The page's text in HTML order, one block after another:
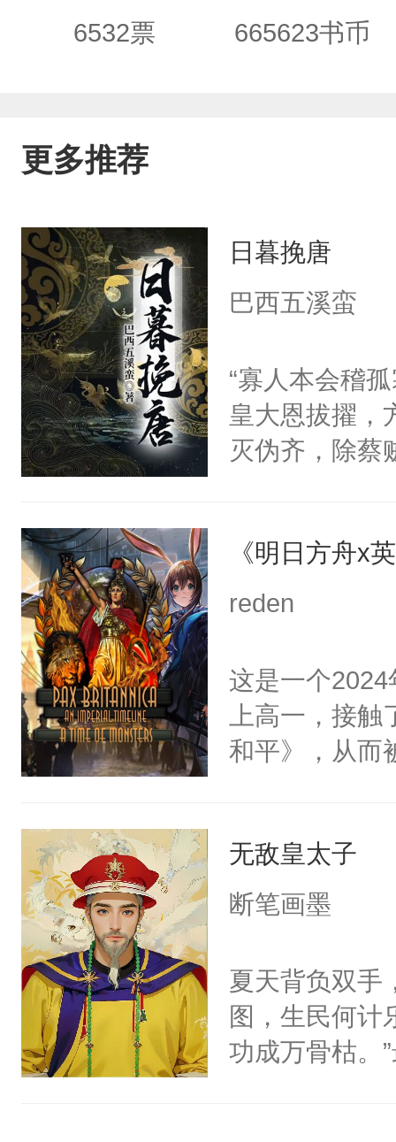
6532票 665623书币
更多推荐
日暮挽唐
巴西五溪蛮
“寡人本会稽
皇大恩拔擢，
灭伪齐，除蔡
为一统。卿
苟安，宦竖威
王为唐贼？吾
北讨李氏不孝
仍不失封侯
臣檄》公元
有唐以来，国
兵骄纵。宦
智慧出，有大
而后义，失义
《明日方舟x
reden
这是一个
上高一，接
和平》，从而
界观与本人能
就这么草草收
所以请大家见
们还想看这种
小说，同时尽
无敌皇太子
断笔画墨
夏天背负双手
图，生民何计
功成万骨枯。